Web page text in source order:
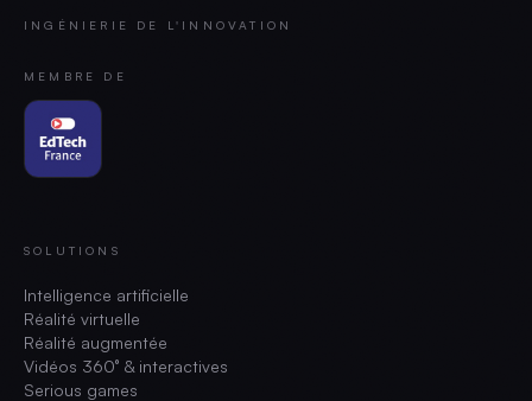
INGÉNIERIE DE L'INNOVATION
MEMBRE DE
SOLUTIONS
Intelligence artificielle
Réalité virtuelle
Réalité augmentée
Vidéos 360° & interactives
Serious games